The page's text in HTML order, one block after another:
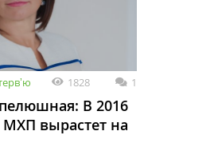
1828 1
В 2016
МХП вырастет на